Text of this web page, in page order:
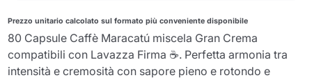
Prezzo unitario calcolato sul formato più conveniente disponibile
80 Capsule Caffè Maracatú miscela Gran Crema
compatibili con Lavazza Firma ☕. Perfetta armonia tra
intensità e cremosità con sapore pieno e rotondo e